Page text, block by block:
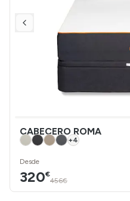
CABECERO ROMA
+4
Desde
320€
456€